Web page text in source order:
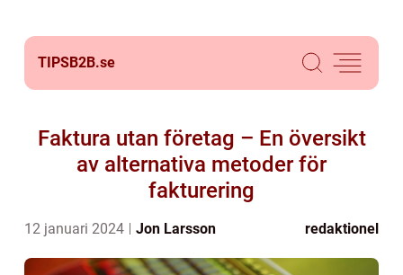
TIPSB2B.se
Faktura utan företag – En översikt
av alternativa metoder för
fakturering
12 januari 2024 Jon Larsson redaktionel